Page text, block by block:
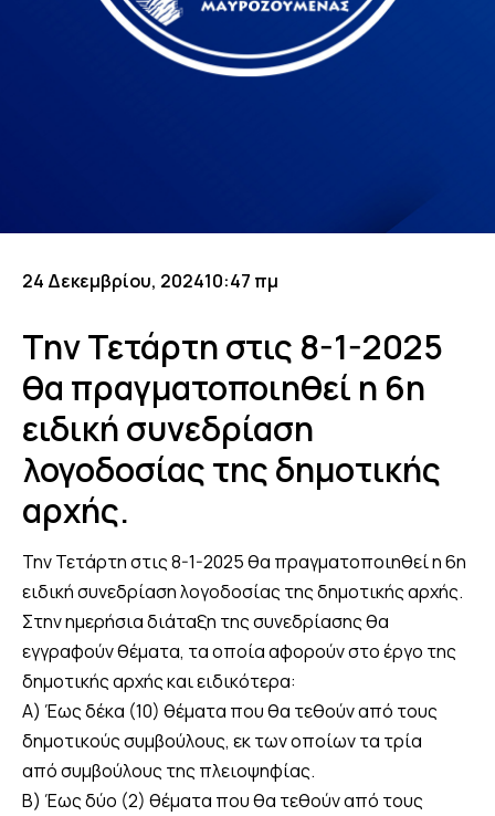
24 Δεκεμβρίου, 202410:47 πμ
Την Τετάρτη στις 8-1-2025
θα πραγματοποιηθεί η 6η
ειδική συνεδρίαση
λογοδοσίας της δημοτικής
αρχής.
Την Τετάρτη στις 8-1-2025 θα πραγματοποιηθεί η 6η
ειδική συνεδρίαση λογοδοσίας της δημοτικής αρχής.
Στην ημερήσια διάταξη της συνεδρίασης θα
εγγραφούν θέματα, τα οποία αφορούν στο έργο της
δημοτικής αρχής και ειδικότερα:
Α) Έως δέκα (10) θέματα που θα τεθούν από τους
δημοτικούς συμβούλους, εκ των οποίων τα τρία
από συμβούλους της πλειοψηφίας.
Β) Έως δύο (2) θέματα που θα τεθούν από τους